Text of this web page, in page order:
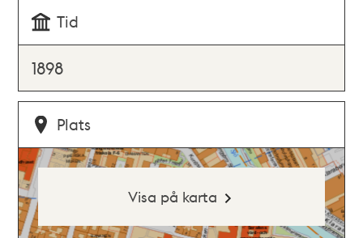
Tid
1898
Plats
Visa på karta